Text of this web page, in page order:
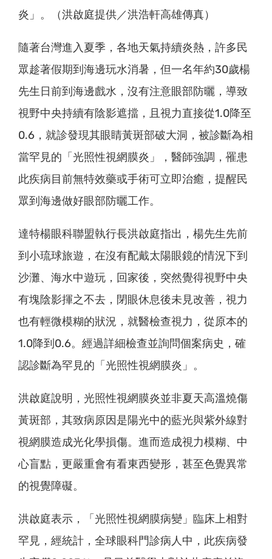
炎」。（洪啟庭提供／洪浩軒高雄傳真）
隨著台灣進入夏季，各地天氣持續炎熱，許多民
眾趁著假期到海邊玩水消暑，但一名年約30歲楊
先生日前到海邊戲水，沒有注意眼部防曬，導致
視野中央持續有陰影遮擋，且視力直接從1.0降至
0.6，就診發現其眼睛黃斑部破大洞，被診斷為相
當罕見的「光照性視網膜炎」，醫師強調，罹患
此疾病目前無特效藥或手術可立即治癒，提醒民
眾到海邊做好眼部防曬工作。
達特楊眼科聯盟執行長洪啟庭指出，楊先生先前
到小琉球旅遊，在沒有配戴太陽眼鏡的情況下到
沙灘、海水中遊玩，回家後，突然覺得視野中央
有塊陰影揮之不去，閉眼休息後未見改善，視力
也有輕微模糊的狀況，就醫檢查視力，從原本的
1.0降到0.6。經過詳細檢查並詢問個案病史，確
認診斷為罕見的「光照性視網膜炎」。
洪啟庭說明，光照性視網膜炎並非夏天高溫燒傷
黃斑部，其致病原因是陽光中的藍光與紫外線對
視網膜造成光化學損傷。進而造成視力模糊、中
心盲點，更嚴重會有看東西變形，甚至色覺異常
的視覺障礙。
洪啟庭表示，「光照性視網膜病變」臨床上相對
罕見，經統計，全球眼科門診病人中，此疾病發